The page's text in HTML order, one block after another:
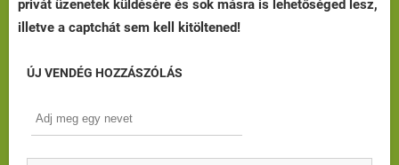
privát üzenetek küldésére és sok másra is lehetőséged lesz,
illetve a captchát sem kell kitöltened!
ÚJ VENDÉG HOZZÁSZÓLÁS